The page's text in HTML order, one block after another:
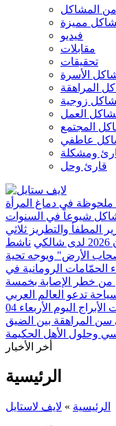
من المشاكل
مميزة
فيديو
مقابلات
تحقيقات
الأسرة
المراهقة
زوجية
العمل
المجتمع
عاطفي
ومشكلة
قارئ وحل
في دماغ المرأة
شيوعاً في السنوات
المطفأ والتطريز ثلاثي
ناشط
الأرض" ويوجه تحية
الحمّامات الرومانية في
من خطر الإصابة بخمسة
تدعو العالم العربي
توقعات الأبراج اليوم الأربعاء 04
سن المراهقة بين الضيق
وحلول الأهل الحكيمة
أخر الأخبار
الرئيسية
الرئيسية » لايف لاستايل